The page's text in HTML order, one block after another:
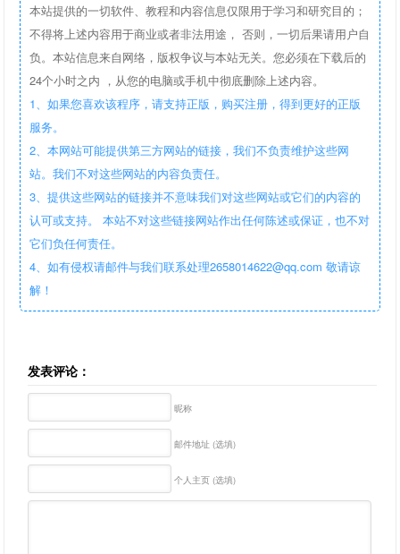
本站提供的一切软件、教程和内容信息仅限用于学习和研究目的；
不得将上述内容用于商业或者非法用途， 否则，一切后果请用户自
负。本站信息来自网络，版权争议与本站无关。您必须在下载后的
24个小时之内 ，从您的电脑或手机中彻底删除上述内容。
1、如果您喜欢该程序，请支持正版，购买注册，得到更好的正版
服务。
2、本网站可能提供第三方网站的链接，我们不负责维护这些网
站。我们不对这些网站的内容负责任。
3、提供这些网站的链接并不意味我们对这些网站或它们的内容的
认可或支持。 本站不对这些链接网站作出任何陈述或保证，也不对
它们负任何责任。
4、如有侵权请邮件与我们联系处理2658014622@qq.com 敬请谅
解！
发表评论：
昵称
邮件地址 (选填)
个人主页 (选填)